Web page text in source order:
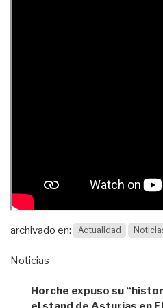
archivado en: Actualidad
Noticias
Horche expuso su